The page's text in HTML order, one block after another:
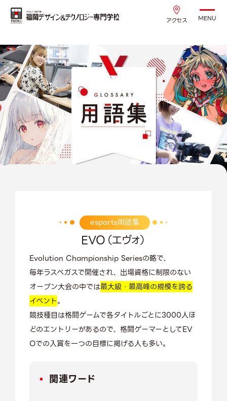
アクセス MENU
esports用語集
EVO（エヴォ）
Evolution Championship Seriesの略で、
毎年ラスベガスで開催され、出場資格に制限のない
オープン大会の中では最大級・最高峰の規模を誇る
イベント。
競技種目は格闘ゲームで各タイトルごとに3000人ほ
どのエントリーがあるので、格闘ゲーマーとしてEV
Oでの入賞を一つの目標に掲げる人も多い。
関連ワード